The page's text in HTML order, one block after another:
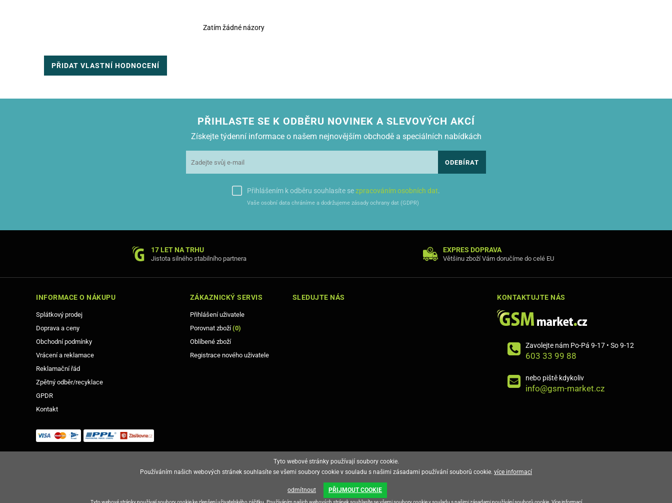
Vario pouzdro má praktickou kapsu, ideální na karty nebo poznámky.
Zatím žádné názory
PŘIDAT VLASTNÍ HODNOCENÍ
PŘIHLASTE SE K ODBĚRU NOVINEK A SLEVOVÝCH AKCÍ
Získejte týdenní informace o našem nejnovějším obchodě a speciálních nabídkách
ODEBÍRAT
Přihlášením k odběru souhlasíte sezpracováním osobních dat.
Vaše osobní data chráníme a dodržujeme zásady ochrany dat (GDPR)
17 LET NA TRHU
Jistota silného stabilního partnera
EXPRES DOPRAVA
Většinu zboží Vám doručíme do celé EU
INFORMACE O NÁKUPU
Splátkový prodej
Doprava a ceny
Obchodní podmínky
Vrácení a reklamace
Reklamační řád
Zpětný odběr/recyklace
GPDR
Kontakt
ZÁKAZNICKÝ SERVIS
Přihlášení uživatele
Porovnat zboží(0)
Oblíbené zboží
Registrace nového uživatele
SLEDUJTE NÁS KONTAKTUJTE NÁS
Zavolejte nám Po-Pá 9-17 • So 9-12
603 33 99 88
nebo piště kdykoliv
info@gsm-market.cz
Tyto webové stránky používají soubory cookie.
Používáním našich webových stránek souhlasíte se všemi soubory cookie v souladu s našimi zásadami používání souborů cookie. více informací
odmítnout PŘIJMOUT COOKIE
Tyto webové stránky používají soubory cookie ke zlepšení uživatelského zážitku. Používáním našich webových stránek souhlasíte se všemi soubory cookie v souladu s našimi zásadami používání souborů cookie. Více informací